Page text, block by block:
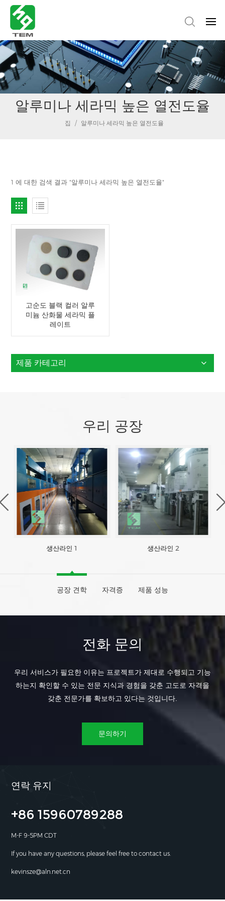
알루미나 세라믹 높은 열전도율
집 / 알루미나 세라믹 높은 열전도율
1 에 대한 검색 결과 "알루미나 세라믹 높은 열전도율"
고순도 블랙 컬러 알루
미늄 산화물 세라믹 플
레이트
제품 카테고리
우리 공장
생산라인 1 생산라인 2
공장 견학 자격증 제품 성능
전화 문의
우리 서비스가 필요한 이유는 프로젝트가 제대로 수행되고 기능
하는지 확인할 수 있는 전문 지식과 경험을 갖춘 고도로 자격을
갖춘 전문가를 확보하고 있다는 것입니다.
문의하기
연락 유지
+86 15960789288
M-F 9-5PM CDT
If you have any questions, please feel free to contact us.
kevinsze@aln.net.cn